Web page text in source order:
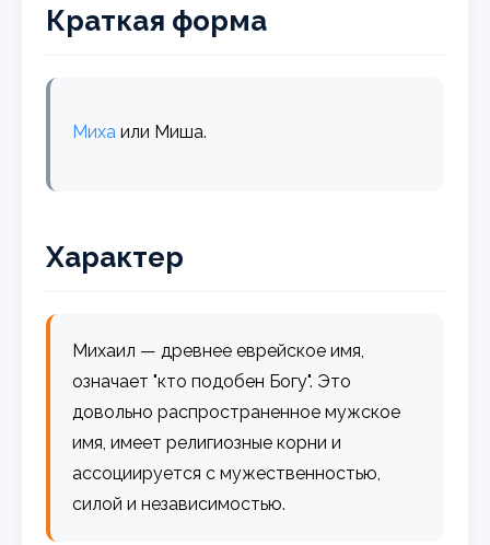
Краткая форма
Миха или Миша.
Характер
Михаил — древнее еврейское имя,
означает "кто подобен Богу". Это
довольно распространенное мужское
имя, имеет религиозные корни и
ассоциируется с мужественностью,
силой и независимостью.